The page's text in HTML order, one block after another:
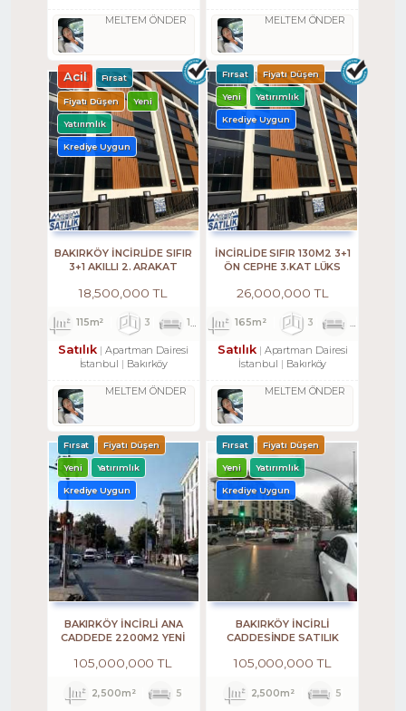
MELTEM ÖNDER MELTEM ÖNDER
Acil Fırsat
Fiyatı Düşen Yeni
Yatırımlık
Krediye Uygun
BAKIRKÖY İNCİRLİDE SIFIR
3+1 AKILLI 2. ARAKAT
18,500,000 TL
115m² 3 1 2
Satılık
Apartman Dairesi
İstanbul
Bakırköy
MELTEM ÖNDER
Fırsat Fiyatı Düşen
Yeni Yatırımlık
Krediye Uygun
İNCİRLİDE SIFIR 130M2 3+1
ÖN CEPHE 3.KAT LÜKS
26,000,000 TL
165m² 3
Satılık
Apartman Dairesi
İstanbul
Bakırköy
MELTEM ÖNDER
Fırsat Fiyatı Düşen
Yeni Yatırımlık
Krediye Uygun
BAKIRKÖY İNCİRLİ ANA
CADDEDE 2200M2 YENİ
105,000,000 TL
2,500m² 5
Fırsat Fiyatı Düşen
Yeni Yatırımlık
Krediye Uygun
BAKIRKÖY İNCİRLİ
CADDESINDE SATILIK
105,000,000 TL
2,500m² 5